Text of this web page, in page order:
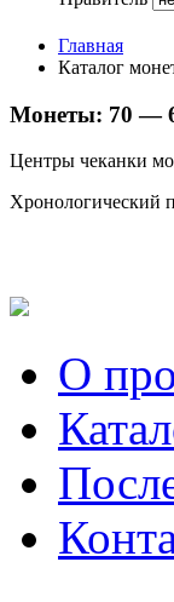
Главная
Каталог
Монеты: 70 —
Центры чеканки
Хронологический
О